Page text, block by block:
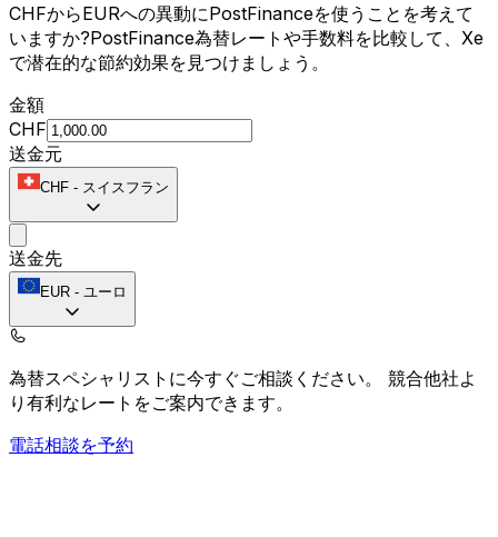
CHFからEURへの異動にPostFinanceを使うことを考えて
いますか?PostFinance為替レートや手数料を比較して、Xe
で潜在的な節約効果を見つけましょう。
金額
CHF
送金元
CHF - スイスフラン
送金先
EUR - ユーロ
為替スペシャリストに今すぐご相談ください。 競合他社よ
り有利なレートをご案内できます。
電話相談を予約